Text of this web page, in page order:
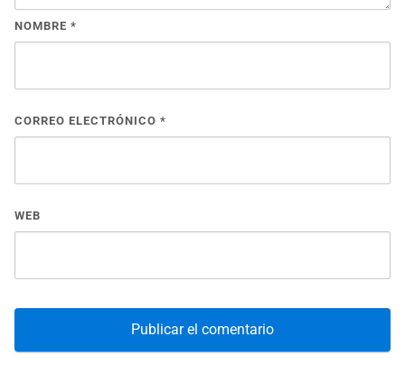
NOMBRE *
CORREO ELECTRÓNICO *
WEB